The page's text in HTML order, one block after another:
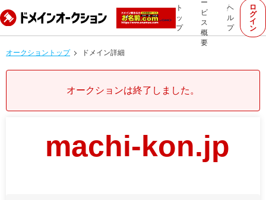
ト
ッ
プ
ー
ビ
ス
概
要
ヘ
ル
プ
ロ
グ
イ
ン
オークショントップ ドメイン詳細
オークションは終了しました。
machi-kon.jp